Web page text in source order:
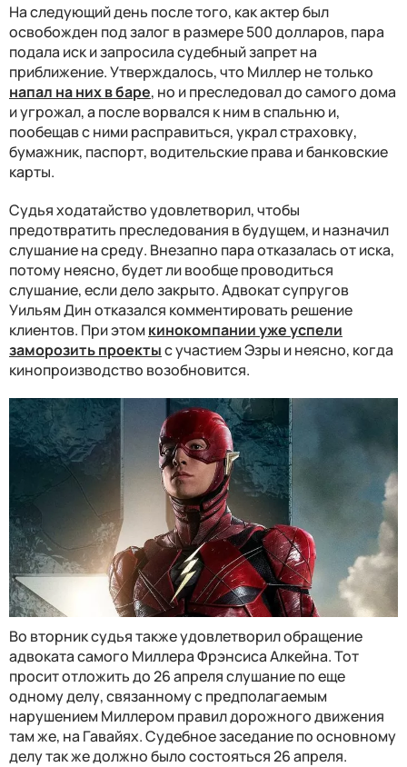
На следующий день после того, как актер был
освобожден под залог в размере 500 долларов, пара
подала иск и запросила судебный запрет на
приближение. Утверждалось, что Миллер не только
напал на них в баре, но и преследовал до самого дома
и угрожал, а после ворвался к ним в спальню и,
пообещав с ними расправиться, украл страховку,
бумажник, паспорт, водительские права и банковские
карты.
Судья ходатайство удовлетворил, чтобы
предотвратить преследования в будущем, и назначил
слушание на среду. Внезапно пара отказалась от иска,
потому неясно, будет ли вообще проводиться
слушание, если дело закрыто. Адвокат супругов
Уильям Дин отказался комментировать решение
клиентов. При этомкинокомпании уже успели
заморозить проектыс участием Эзры и неясно, когда
кинопроизводство возобновится.
Во вторник судья также удовлетворил обращение
адвоката самого Миллера Фрэнсиса Алкейна. Тот
просит отложить до 26 апреля слушание по еще
одному делу, связанному с предполагаемым
нарушением Миллером правил дорожного движения
там же, на Гавайях. Судебное заседание по основному
делу так же должно было состояться 26 апреля.